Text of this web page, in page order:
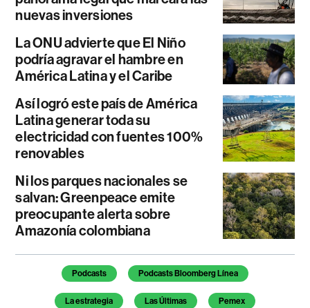
nuevas inversiones
La ONU advierte que El Niño
podría agravar el hambre en
América Latina y el Caribe
Así logró este país de América
Latina generar toda su
electricidad con fuentes 100%
renovables
Ni los parques nacionales se
salvan: Greenpeace emite
preocupante alerta sobre
Amazonía colombiana
Temas de este artículo
Podcasts Podcasts Bloomberg Línea
La estrategia Las Últimas Pemex